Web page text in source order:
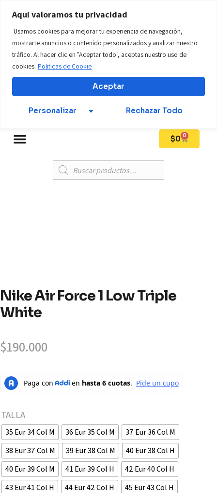
Aqui valoramos tu privacidad
Usamos cookies para mejorar tu experiencia de navegación,
mostrarte anuncios o contenido personalizados y analizar nuestro
tráfico. Al hacer clic en "Aceptar todo", aceptas nuestro uso de
cookies. Politicas de Cookie
Personalizar Rechazar Todo
Aceptar
Teléfono: +57 312 569 6924
$0 0
Nike Air Force 1 Low Triple
White
$190.000
TALLA
35 Eur 34 Col M 36 Eur 35 Col M
37 Eur 36 Col M
38 Eur 37 Col M
39 Eur 38 Col M
40 Eur 38 Col H
40 Eur 39 Col M
41 Eur 39 Col H
42 Eur 40 Col H
43 Eur 41 Col H
44 Eur 42 Col H 45 Eur 43 Col H